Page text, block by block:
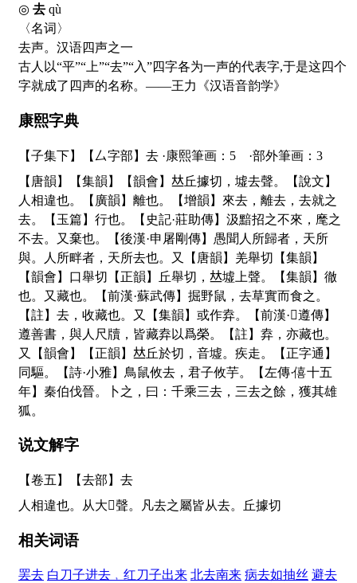
去 qù
〈名词〉
去声。汉语四声之一
古人以“平”“上”“去”“入”四字各为一声的代表字,于是这四个
字就成了四声的名称。——王力《汉语音韵学》
康熙字典
【子集下】【厶字部】去 ·康熙筆画：5 ·部外筆画：3
【唐韻】【集韻】【韻會】 𠀤丘據切，墟去聲。【說文】
人相違也。【廣韻】離也。【增韻】來去，離去，去就之
去。【玉篇】行也。【史記·莊助傳】汲黯招之不來，麾之
不去。又棄也。【後漢·申屠剛傳】愚聞人所歸者，天所
與。人所畔者，天所去也。又【唐韻】羌舉切【集韻】
【韻會】口舉切【正韻】丘舉切， 𠀤墟上聲。【集韻】徹
也。又藏也。【前漢·蘇武傳】掘野鼠，去草實而食之。
【註】去，收藏也。又【集韻】或作弆。【前漢·𨻰遵傳】
遵善書，與人尺牘，皆藏弆以爲榮。【註】弆，亦藏也。
又【韻會】【正韻】 𠀤丘於切，音墟。疾走。【正字通】
同驅。【詩·小雅】鳥鼠攸去，君子攸芋。【左傳·僖十五
年】秦伯伐晉。卜之，曰：千乘三去，三去之餘，獲其雄
狐。
说文解字
【卷五】【去部】 去
人相違也。从大𠙴聲。凡去之屬皆从去。丘據切
相关词语
罢去 白刀子进去﹐红刀子出来 北去南来 病去如抽丝 避去